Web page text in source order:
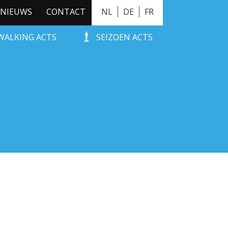
NL DE FR
NIEUWS CONTACT
ACTS SEIZOEN ACTS